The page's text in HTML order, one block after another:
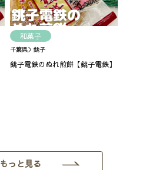
和菓子
千葉県＞銚子
銚子電鉄のぬれ煎餅【銚子電鉄】
もっと見る